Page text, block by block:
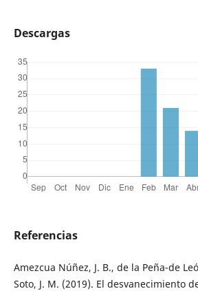
Descargas
Referencias
Amezcua Núñez, J. B., de la Peña-de
Soto, J. M. (2019). El desvanecimiento